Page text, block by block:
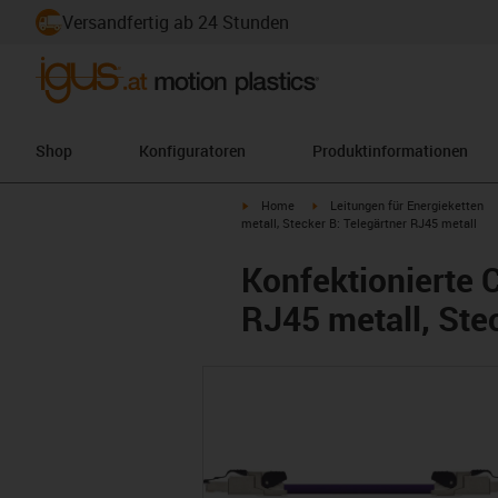
Versandfertig ab 24 Stunden
Shop Konfiguratoren Produktinformationen
igus-icon-arrow-right
Home igus-icon-arrow-right
Leitungen für Energieketten
metall, Stecker B: Telegärtner RJ45 metall
Konfektionierte
RJ45 metall,